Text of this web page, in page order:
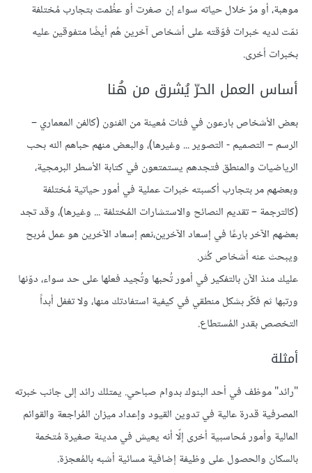
موهبة، أو مرّ خلال حياته سواء إن صغرت أو عظُمت بتجارب مُختلفة
نمّت لديه خبرات فوّقته على أشخاص آخرين هُم أيضًا متفوقين عليه
بخبرات أخرى.
أساس العمل الحرّ يُشرق من هُنا
بعض الأشخاص بارعون في فئات مُعينة من الفنون (كالفن المعماري –
الرسم – التصميم - التصوير ... وغيرها)، والبعض منهم حباهم الله بحب
الرياضيات والمنطق فتجدهم يستمتعون في كتابة الأسطر البرمجية،
وبعضهم مر بتجارب أكسبته خبرات عملية في أمور حياتية مُختلفة
(كالترجمة – تقديم النصائح والاستشارات المُختلفة ... وغيرها)، وقد تجد
بعضهم الآخر بارعًا في إسعاد الآخرين،نعم إسعاد الآخرين هو عمل مُربح
ويبحث عنه أشخاص كُثر.
عليك منذ الآن بالتفكير في أمور تُحبها وتُجيد فعلها على حد سواء، دوّنها
ورتبها ثم فكّر بشكل منطقي في كيفية استفادتك منها، ولا تغفل أبداً
التخصص بقدر المُستطاع.
أمثلة
"رائد" موظف في أحد البنوك بدوام صباحي. يمتلك رائد إلى جانب خبرته
المصرفية قدرة عالية في تدوين القيود وإعداد ميزان المُراجعة والقوائم
المالية وأمور مُحاسبية أخرى إلّا أنه يعيش في مدينة صغيرة مُتخمة
بالسكان والحصول على وظيفة إضافية مسائية أشبه بالمُعجزة.